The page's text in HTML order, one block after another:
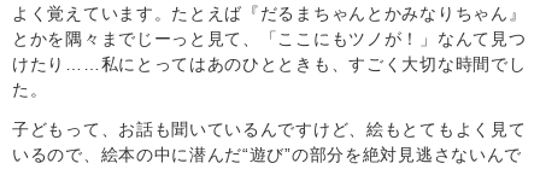
よく覚えています。たとえば『だるまちゃんとかみなりちゃん』
とかを隅々までじーっと見て、「ここにもツノが！」なんて見つ
けたり……私にとってはあのひとときも、すごく大切な時間でし
た。
子どもって、お話も聞いているんですけど、絵もとてもよく見て
いるので、絵本の中に潜んだ“遊び”の部分を絶対見逃さないんで